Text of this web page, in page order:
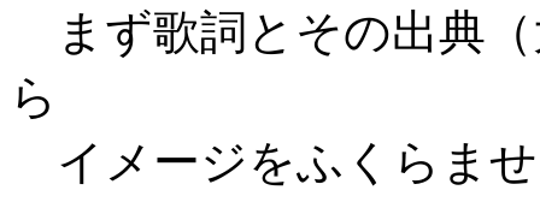
まず歌詞とその出典
ら
イメージをふくらま